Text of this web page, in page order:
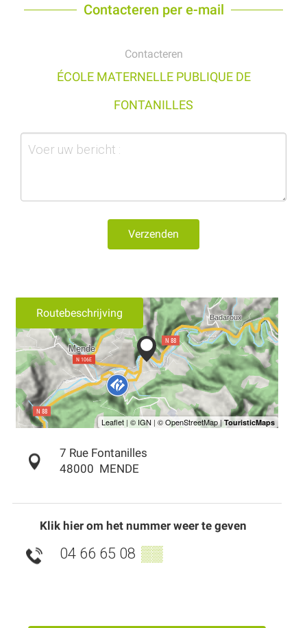
Contacteren per e-mail
Contacteren
ÉCOLE MATERNELLE PUBLIQUE DE
FONTANILLES
Verzenden
Routebeschrijving
7 Rue Fontanilles
48000 MENDE
Klik hier om het nummer weer te geven
04 66 65 08 ▒▒